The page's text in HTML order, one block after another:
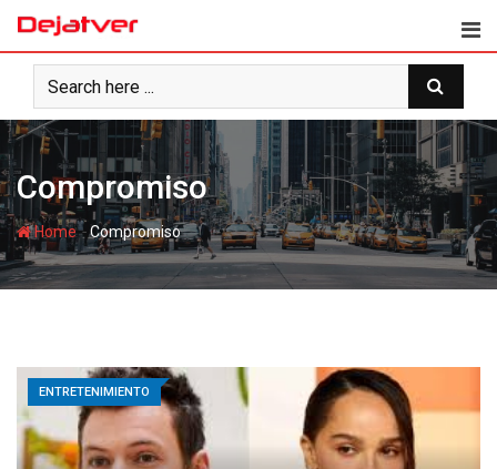
Skip
content
Compromiso
Home-Compromiso
ENTRETENIMIENTO